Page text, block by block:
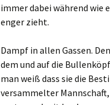
immer dabei während wie
enger zieht.
Dampf in allen Gassen.
dem und auf die
man weiß dass sie die
versammelter Mannschaft,